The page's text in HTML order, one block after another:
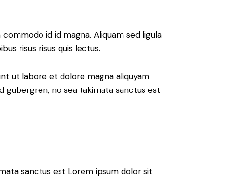
id id magna. Aliquam sed ligula
risus risus quis lectus.
ut labore et dolore magna aliquyam
gubergren, no sea takimata sanctus est
sanctus est Lorem ipsum dolor sit